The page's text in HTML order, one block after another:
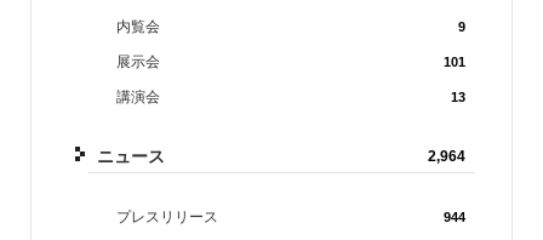
内覧会 9
展示会 101
講演会 13
ニュース 2,964
プレスリリース 944